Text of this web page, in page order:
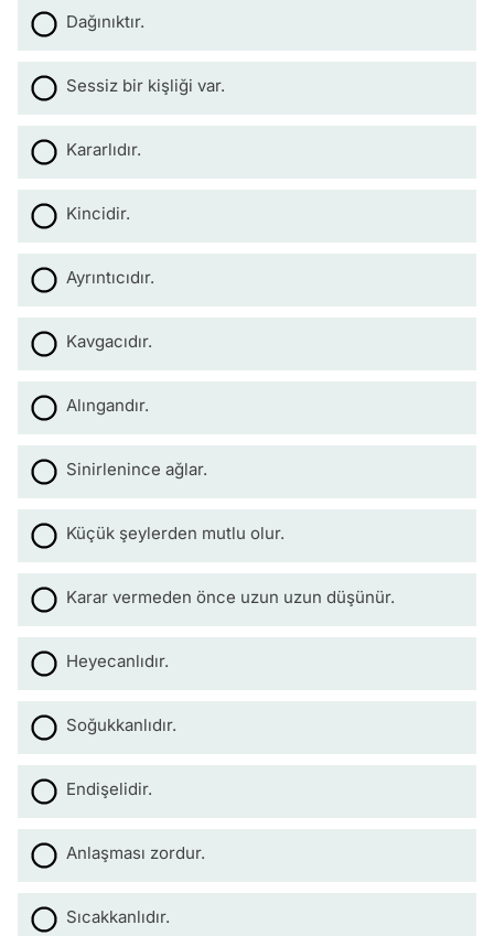
Dağınıktır.
Sessiz bir kişliği var.
Kararlıdır.
Kincidir.
Ayrıntıcıdır.
Kavgacıdır.
Alıngandır.
Sinirlenince ağlar.
Küçük şeylerden mutlu olur.
Karar vermeden önce uzun uzun düşünür.
Heyecanlıdır.
Soğukkanlıdır.
Endişelidir.
Anlaşması zordur.
Sıcakkanlıdır.